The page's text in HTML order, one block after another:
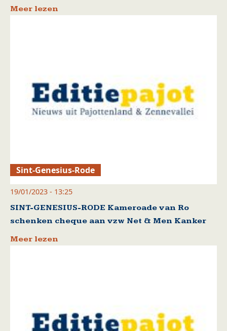
Meer lezen
Sint-Genesius-Rode
19/01/2023 - 13:25
SINT-GENESIUS-RODE Kameroade van Ro
schenken cheque aan vzw Net & Men Kanker
Meer lezen